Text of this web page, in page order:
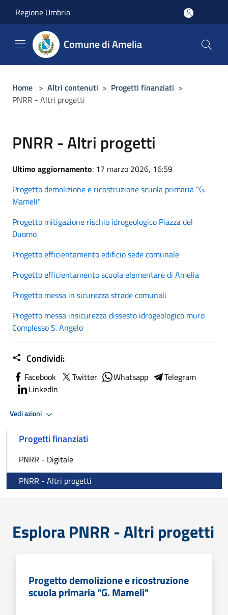
Regione Umbria
Comune di Amelia
Home > Altri contenuti > Progetti finanziati >
PNRR - Altri progetti
PNRR - Altri progetti
Ultimo aggiornamento: 17 marzo 2026, 16:59
Progetto demolizione e ricostruzione scuola primaria "G.
Mameli"
Progetto mitigazione rischio idrogeologico Piazza del
Duomo
Progetto efficientamento edificio sede comunale
Progetto efficientamento scuola elementare di Amelia
Progetto messa in sicurezza strade comunali
Progetto messa insicurezza dissesto idrogeologico muro
Complesso S. Angelo
Condividi:
Facebook Twitter Whatsapp
Telegram
LinkedIn
Vedi azioni
Progetti finanziati
PNRR - Digitale
PNRR - Altri progetti
Esplora PNRR - Altri progetti
Progetto demolizione e ricostruzione
scuola primaria "G. Mameli"